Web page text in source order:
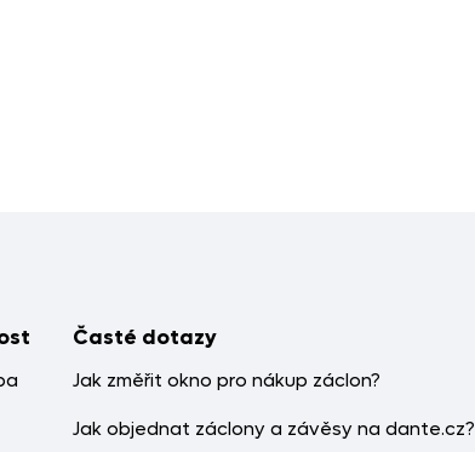
Časté dotazy
Jak změřit okno pro nákup záclon?
Jak objednat záclony a závěsy na dante.cz?